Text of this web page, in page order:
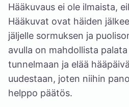
Hääkuvaus ei ole ilmaista,
Hääkuvat ovat häiden
jäljelle sormuksen ja
avulla on mahdollista
tunnelmaan ja elää
uudestaan, joten niihin
helppo päätös.